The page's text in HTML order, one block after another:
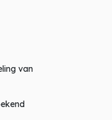
van